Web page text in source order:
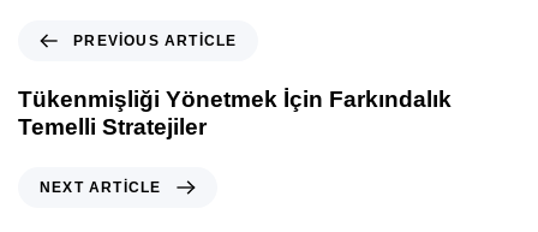
PREVIOUS ARTICLE
Tükenmişliği Yönetmek İçin Farkındalık
Temelli Stratejiler
NEXT ARTICLE